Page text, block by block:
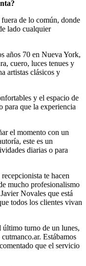
de lo común, donde
lado cualquier
años 70 en Nueva York,
cuero, luces tenues y
artistas clásicos y
y el espacio de
para que la experiencia
el momento con un
este es un
diarias o para
te hacen
mucho profesionalismo
Novales que está
todos los clientes vivan
último turno de un lunes,
Estábamos
que el servicio